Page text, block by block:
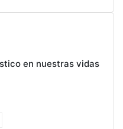
en nuestras vidas